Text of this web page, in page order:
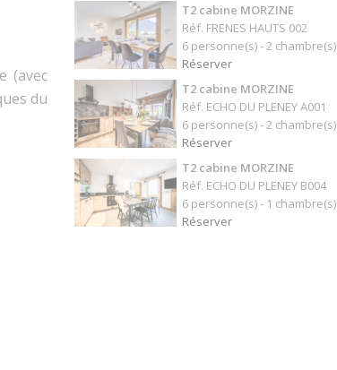
(avec
du
T2 cabine MORZINE
Réf. FRENES HAUTS 002
6 personne(s) - 2 chambre(s)
Réserver
T2 cabine MORZINE
Réf. ECHO DU PLENEY A001
6 personne(s) - 2 chambre(s)
Réserver
T2 cabine MORZINE
Réf. ECHO DU PLENEY B004
6 personne(s) - 1 chambre(s)
Réserver